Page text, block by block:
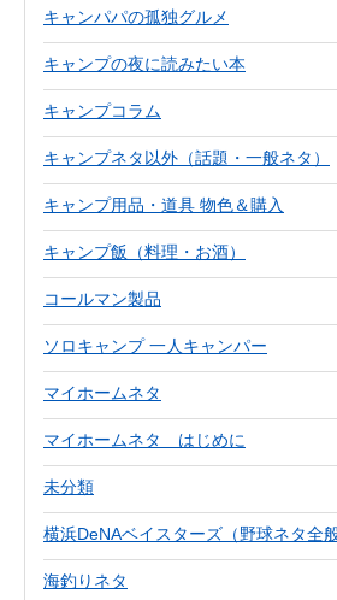
キャンパパの孤独グルメ
キャンプの夜に読みたい本
キャンプコラム
キャンプネタ以外（話題・一般ネタ）
キャンプ用品・道具 物色＆購入
キャンプ飯（料理・お酒）
コールマン製品
ソロキャンプ 一人キャンパー
マイホームネタ
マイホームネタ はじめに
未分類
横浜DeNAベイスターズ（野球ネタ全般
海釣りネタ